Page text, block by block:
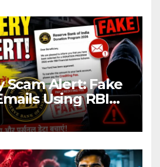
Scam Alert: Fake
Using RBI
Indian Users